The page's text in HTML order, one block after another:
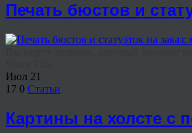
Печать бюстов и
Июл 21
17 0 Статьи
Картины на холсте с